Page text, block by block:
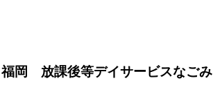
岡 放課後等デイサービスなごみ